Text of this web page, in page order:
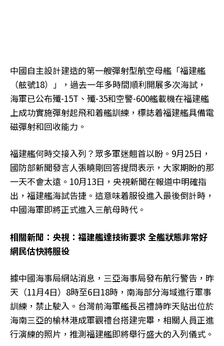
中國自主設計建造的第一艘彈射型航空母艦「福建艦
（舷號18）」，過去一年多時間順利開展多次海試，
海軍已公布殲-15T、殲-35和空警-600艦載機在福建艦
上成功實施彈射起飛和着艦訓練，標誌着福建艦具備電
磁彈射和回收能力。
福建艦何時交接入列？眾多軍迷翹首以盼。9月25日，
國防部新聞發言人張曉剛回答提問表示，大家期盼的那
一天不會太遠。10月13日，央視新聞在報道中明確指
出，福建艦海試告捷。這意味着服役進入最後倒計時，
中國海軍即將正式進入三航母時代。
相關新聞：央視：福建艦達技術要求 全艦狀態非常好
網民估快將服役
據中國海事局網站消息，三亞海事局發布航行警告，昨
天（11月4日）8時至6日18時，南海部分海域進行軍事
訓練，禁止駛入。台灣前海軍艦長呂禮詩昨天貼出位於
海南三亞的榆林港成軍觀禮台搭建完畢，相關人員正進
行演練的照片，推測福建艦即將舉行盛大的入列儀式。